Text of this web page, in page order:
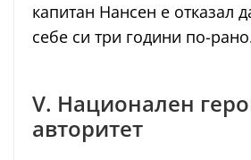
капитан Нансен е отказал
себе си три години по-
V. Национален
авторитет